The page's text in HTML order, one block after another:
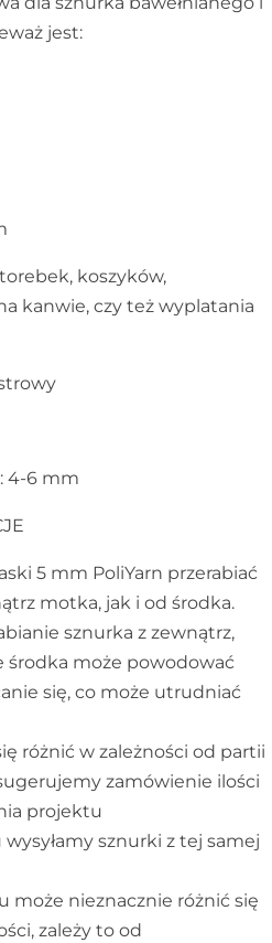
jest:
koszyków,
kanwie, czy też wyplatania
4-6 mm
5 mm PoliYarn przerabiać
motka, jak i od środka.
sznurka z zewnątrz,
środka może powodować
się, co może utrudniać
różnić w zależności od partii
zamówienie ilości
projektu
sznurki z tej samej
może nieznacznie różnić się
zależy to od